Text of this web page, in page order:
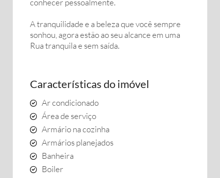
conhecer pessoalmente.
A tranquilidade e a beleza que você sempre
sonhou, agora estão ao seu alcance em uma
Rua tranquila e sem saída.
Características do imóvel
Ar condicionado
Área de serviço
Armário na cozinha
Armários planejados
Banheira
Boiler